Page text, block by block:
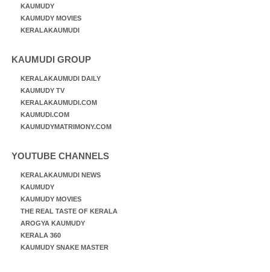
KAUMUDY
KAUMUDY MOVIES
KERALAKAUMUDI
KAUMUDI GROUP
KERALAKAUMUDI DAILY
KAUMUDY TV
KERALAKAUMUDI.COM
KAUMUDI.COM
KAUMUDYMATRIMONY.COM
YOUTUBE CHANNELS
KERALAKAUMUDI NEWS
KAUMUDY
KAUMUDY MOVIES
THE REAL TASTE OF KERALA
AROGYA KAUMUDY
KERALA 360
KAUMUDY SNAKE MASTER